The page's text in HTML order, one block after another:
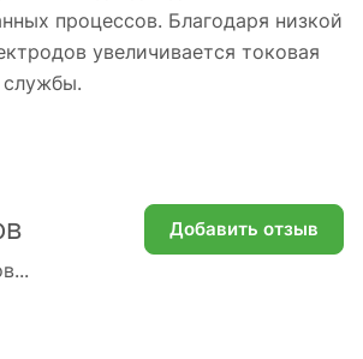
процессов. Благодаря низкой
увеличивается токовая
службы.
Добавить отзыв